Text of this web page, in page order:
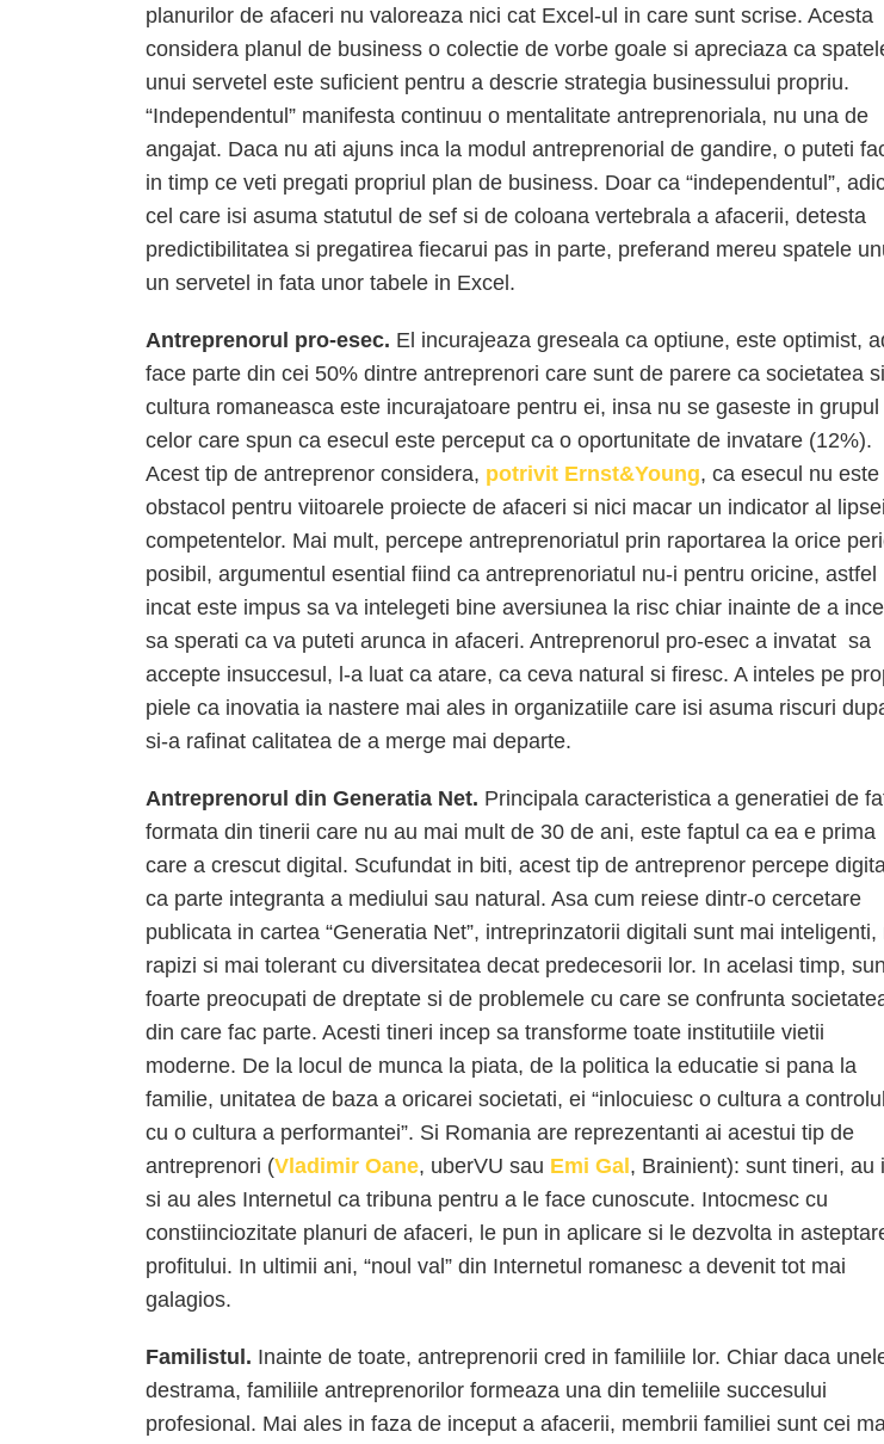
planurilor de afaceri nu valoreaza nici cat Excel-ul in care sunt scrise. Acesta
considera planul de business o colectie de vorbe goale si apreciaza ca
unui servetel este suficient pentru a descrie strategia businessului propriu.
“Independentul” manifesta continuu o mentalitate antreprenoriala, nu una de
angajat. Daca nu ati ajuns inca la modul antreprenorial de gandire, o puteti
in timp ce veti pregati propriul plan de business. Doar ca “independentul”,
cel care isi asuma statutul de sef si de coloana vertebrala a afacerii, detesta
predictibilitatea si pregatirea fiecarui pas in parte, preferand mereu spatele
un servetel in fata unor tabele in Excel.
Antreprenorul pro-esec. El incurajeaza greseala ca optiune, este optimist,
face parte din cei 50% dintre antreprenori care sunt de parere ca societatea si
cultura romaneasca este incurajatoare pentru ei, insa nu se gaseste in grupul
celor care spun ca esecul este perceput ca o oportunitate de invatare (12%).
Acest tip de antreprenor considera, potrivit Ernst&Young, ca esecul nu este
obstacol pentru viitoarele proiecte de afaceri si nici macar un indicator al lipsei
competentelor. Mai mult, percepe antreprenoriatul prin raportarea la orice
posibil, argumentul esential fiind ca antreprenoriatul nu-i pentru oricine, astfel
incat este impus sa va intelegeti bine aversiunea la risc chiar inainte de a
sa sperati ca va puteti arunca in afaceri. Antreprenorul pro-esec a invatat sa
accepte insuccesul, l-a luat ca atare, ca ceva natural si firesc. A inteles pe
piele ca inovatia ia nastere mai ales in organizatiile care isi asuma riscuri
si-a rafinat calitatea de a merge mai departe.
Antreprenorul din Generatia Net. Principala caracteristica a generatiei de
formata din tinerii care nu au mai mult de 30 de ani, este faptul ca ea e prima
care a crescut digital. Scufundat in biti, acest tip de antreprenor percepe
ca parte integranta a mediului sau natural. Asa cum reiese dintr-o cercetare
publicata in cartea “Generatia Net”, intreprinzatorii digitali sunt mai inteligenti,
rapizi si mai tolerant cu diversitatea decat predecesorii lor. In acelasi timp,
foarte preocupati de dreptate si de problemele cu care se confrunta
din care fac parte. Acesti tineri incep sa transforme toate institutiile vietii
moderne. De la locul de munca la piata, de la politica la educatie si pana la
familie, unitatea de baza a oricarei societati, ei “inlocuiesc o cultura a
cu o cultura a performantei”. Si Romania are reprezentanti ai acestui tip de
antreprenori (Vladimir Oane, uberVU sau Emi Gal , Brainient): sunt tineri, au
si au ales Internetul ca tribuna pentru a le face cunoscute. Intocmesc cu
constiinciozitate planuri de afaceri, le pun in aplicare si le dezvolta in
profitului. In ultimii ani, “noul val” din Internetul romanesc a devenit tot mai
galagios.
Familistul. Inainte de toate, antreprenorii cred in familiile lor. Chiar daca
destrama, familiile antreprenorilor formeaza una din temeliile succesului
profesional. Mai ales in faza de inceput a afacerii, membrii familiei sunt cei